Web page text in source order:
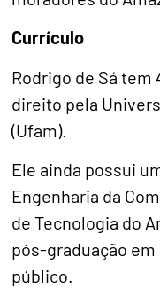
Currículo
Rodrigo de Sá tem
direito pela
(Ufam).
Ele ainda possui
Engenharia da
de Tecnologia do
pós-graduação
público.